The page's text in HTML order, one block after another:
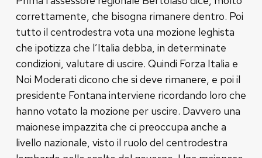
correttamente, che bisogna rimanere dentro. Poi
tutto il centrodestra vota una mozione leghista
che ipotizza che l’Italia debba, in determinate
condizioni, valutare di uscire. Quindi Forza Italia e
Noi Moderati dicono che si deve rimanere, e poi il
presidente Fontana interviene ricordando loro che
hanno votato la mozione per uscire. Davvero una
maionese impazzita che ci preoccupa anche a
livello nazionale, visto il ruolo del centrodestra